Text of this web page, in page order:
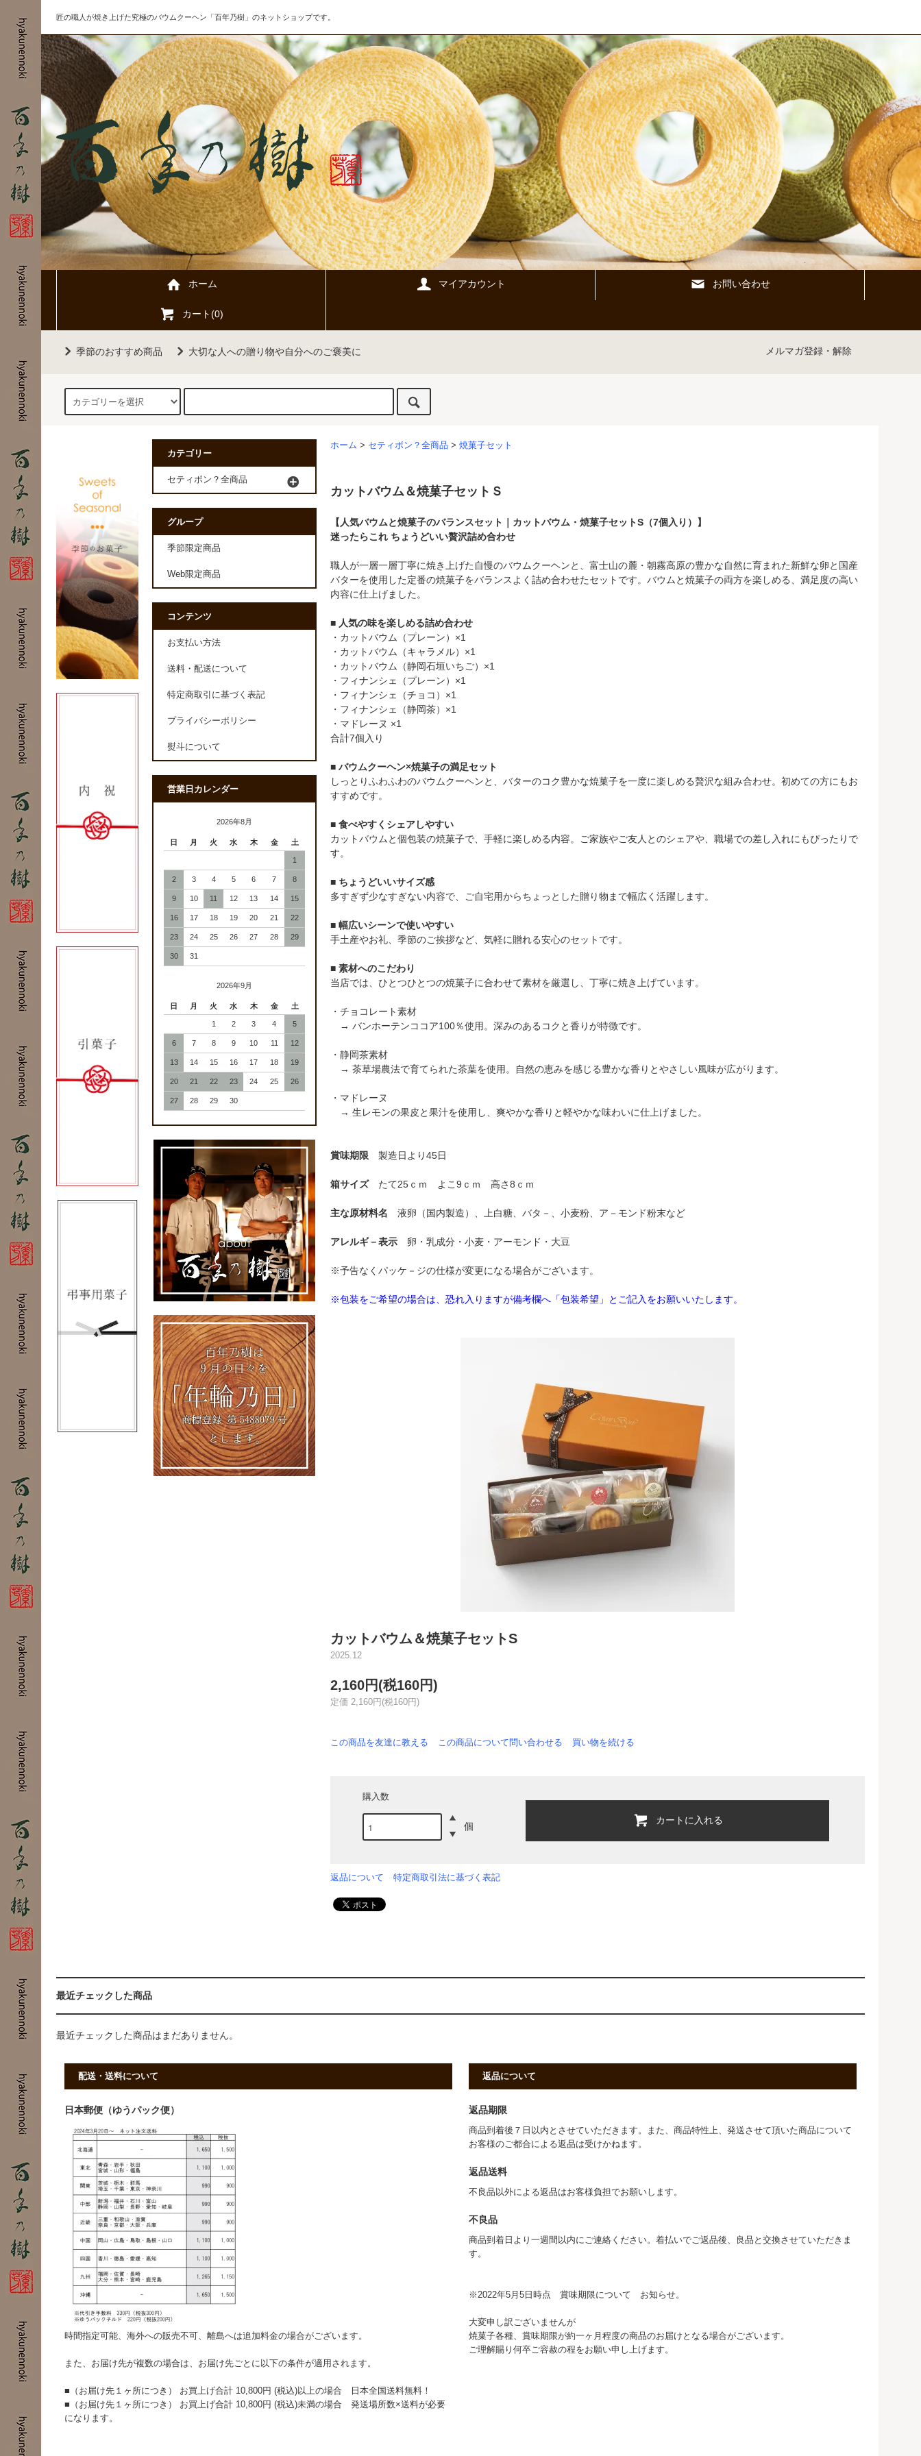
匠の職人が焼き上げた究極のバウムクーヘン「百年乃樹」のネットショップです。
ホーム マイアカウント お問い合わせ
カート(0)
季節のおすすめ商品 大切な人への贈り物や自分へのご褒美に メルマガ登録・解除
ホーム > セティボン？全商品 > 焼菓子セット
カットバウム＆焼菓子セットＳ
【人気バウムと焼菓子のバランスセット｜カットバウム・焼菓子セットS（7個入り）】
迷ったらこれ ちょうどいい贅沢詰め合わせ
職人が一層一層丁寧に焼き上げた自慢のバウムクーヘンと、富士山の麓・朝霧高原の豊かな自然に育まれた新鮮な卵と国産
バターを使用した定番の焼菓子をバランスよく詰め合わせたセットです。バウムと焼菓子の両方を楽しめる、満足度の高い
内容に仕上げました。
■ 人気の味を楽しめる詰め合わせ
・カットバウム（プレーン）×1
・カットバウム（キャラメル）×1
・カットバウム（静岡石垣いちご）×1
・フィナンシェ（プレーン）×1
・フィナンシェ（チョコ）×1
・フィナンシェ（静岡茶）×1
・マドレーヌ ×1
合計7個入り
■ バウムクーヘン×焼菓子の満足セット
しっとりふわふわのバウムクーヘンと、バターのコク豊かな焼菓子を一度に楽しめる贅沢な組み合わせ。初めての方にもお
すすめです。
■ 食べやすくシェアしやすい
カットバウムと個包装の焼菓子で、手軽に楽しめる内容。ご家族やご友人とのシェアや、職場での差し入れにもぴったりで
す。
■ ちょうどいいサイズ感
多すぎず少なすぎない内容で、ご自宅用からちょっとした贈り物まで幅広く活躍します。
■ 幅広いシーンで使いやすい
手土産やお礼、季節のご挨拶など、気軽に贈れる安心のセットです。
■ 素材へのこだわり
当店では、ひとつひとつの焼菓子に合わせて素材を厳選し、丁寧に焼き上げています。
・チョコレート素材
→ バンホーテンココア100％使用。深みのあるコクと香りが特徴です。
・静岡茶素材
→ 茶草場農法で育てられた茶葉を使用。自然の恵みを感じる豊かな香りとやさしい風味が広がります。
・マドレーヌ
→ 生レモンの果皮と果汁を使用し、爽やかな香りと軽やかな味わいに仕上げました。
賞味期限 製造日より45日
箱サイズたて25ｃｍ よこ9ｃｍ 高さ8ｃｍ
主な原材料名 液卵（国内製造）、上白糖、バタ－、小麦粉、ア－モンド粉末など
アレルギ－表示 卵・乳成分・小麦・アーモンド・大豆
※予告なくパッケ－ジの仕様が変更になる場合がございます。
※包装をご希望の場合は、恐れ入りますが備考欄へ「包装希望」とご記入をお願いいたします。
カットバウム＆焼菓子セットS
2025.12
2,160円(税160円)
定価 2,160円(税160円)
この商品を友達に教える この商品について問い合わせる 買い物を続ける
購入数
個 カートに入れる
返品について 特定商取引法に基づく表記
カテゴリー
セティボン？全商品
グループ
季節限定商品
Web限定商品
コンテンツ
お支払い方法
送料・配送について
特定商取引に基づく表記
プライバシーポリシー
熨斗について
営業日カレンダー
2026年8月
日 月 火 水 木 金 土
1
2 3 4 5 6 7 8
9 10 11 12 13 14 15
16 17 18 19 20 21 22
23 24 25 26 27 28 29
30 31
2026年9月
日 月 火 水 木 金 土
1 2 3 4 5
6 7 8 9 10 11 12
13 14 15 16 17 18 19
20 21 22 23 24 25 26
27 28 29 30
最近チェックした商品
最近チェックした商品はまだありません。
配送・送料について
日本郵便（ゆうパック便）
時間指定可能、海外への販売不可、離島へは追加料金の場合がございます。
また、お届け先が複数の場合は、お届け先ごとに以下の条件が適用されます。
■（お届け先１ヶ所につき） お買上げ合計 10,800円 (税込)以上の場合 日本全国送料無料！
■（お届け先１ヶ所につき） お買上げ合計 10,800円 (税込)未満の場合 発送場所数×送料が必要
になります。
返品について
返品期限
商品到着後７日以内とさせていただきます。また、商品特性上、発送させて頂いた商品について
お客様のご都合による返品は受けかねます。
返品送料
不良品以外による返品はお客様負担でお願いします。
不良品
商品到着日より一週間以内にご連絡ください。着払いでご返品後、良品と交換させていただきま
す。
※2022年5月5日時点 賞味期限について お知らせ。
大変申し訳ございませんが
焼菓子各種、賞味期限が約一ヶ月程度の商品のお届けとなる場合がございます。
ご理解賜り何卒ご容赦の程をお願い申し上げます。